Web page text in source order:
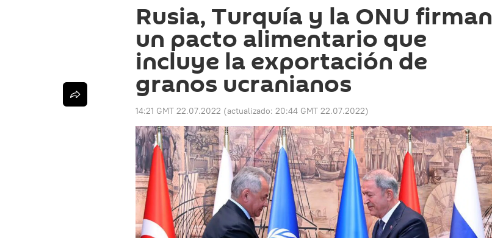
Rusia, Turquía y la ONU firman
un pacto alimentario que
incluye la exportación de
granos ucranianos
14:21 GMT 22.07.2022 (actualizado: 20:44 GMT 22.07.2022)